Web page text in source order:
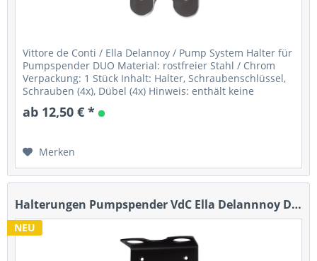
Vittore de Conti / Ella Delannoy / Pump System Halter für
Pumpspender DUO Material: rostfreier Stahl / Chrom
Verpackung: 1 Stück Inhalt: Halter, Schraubenschlüssel,
Schrauben (4x), Dübel (4x) Hinweis: enthält keine
Flasche/Pumpe...
ab 12,50 € *
Merken
Halterungen Pumpspender VdC Ella Delannnoy Duo...
NEU